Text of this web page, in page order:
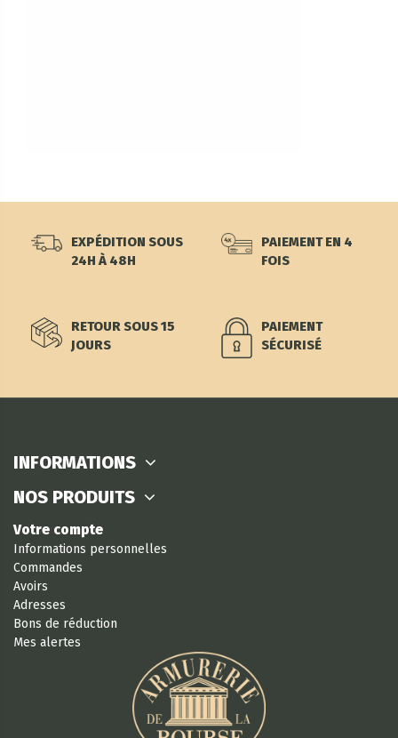
EXPÉDITION SOUS
24H À 48H
PAIEMENT EN 4
FOIS
RETOUR SOUS 15
JOURS
PAIEMENT
SÉCURISÉ
INFORMATIONS
NOS PRODUITS
Votre compte
Informations personnelles
Commandes
Avoirs
Adresses
Bons de réduction
Mes alertes